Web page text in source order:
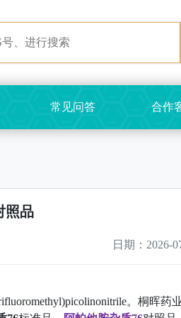
常见问答 合作
照品
日期：2026-
。桐晖药